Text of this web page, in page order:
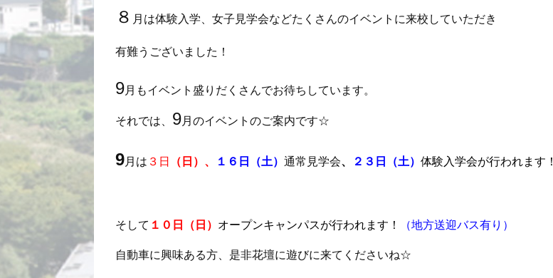
８ 月は体験入学、女子見学会などたくさんのイベントに来校していただき
有難うございました！
9月もイベント盛りだくさんでお待ちしています。
それでは、 9月のイベントのご案内です☆
9月は ３日 （日）、 １６日（土） 通常見学会、 ２３日（土） 体験入学会が行われます！
そして １０日（日） オープンキャンパスが行われます！ （地方送迎バス有り）
自動車に興味ある方、是非花壇に遊びに来てくださいね☆